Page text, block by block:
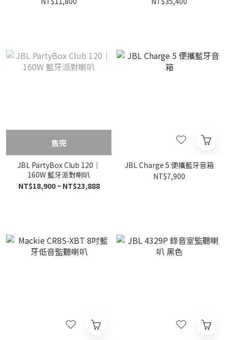
售完
JBL PartyBox Club 120｜
160W 藍牙派對喇叭
NT$18,900 ~ NT$23,888
JBL Charge 5 便攜藍牙音箱
NT$7,900